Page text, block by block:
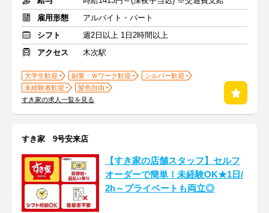
雇用形態
アルバイト・パート
シフト
週2日以上 1日2時間以上
アクセス
木次駅
大学生歓迎 副業・Ｗワーク歓迎
シルバー歓迎
未経験者歓迎
髪色自由
すき家の求人一覧を見る
すき家 9号安来店
【すき家の店舗スタッフ】セルフ
オーダーで簡単！未経験OK★1日/
2h～プライベートも両立◎